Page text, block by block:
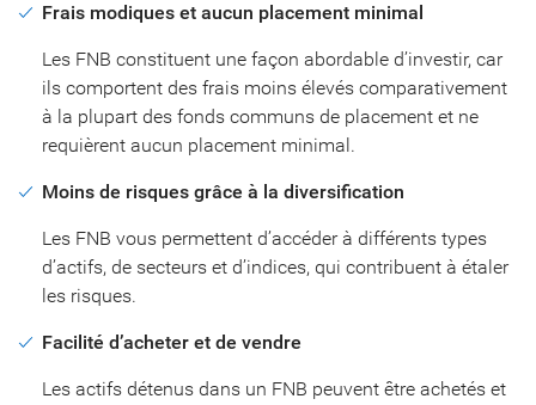
Frais modiques et aucun placement minimal
Les FNB constituent une façon abordable d’investir, car
ils comportent des frais moins élevés comparativement
à la plupart des fonds communs de placement et ne
requièrent aucun placement minimal.
Moins de risques grâce à la diversification
Les FNB vous permettent d’accéder à différents types
d’actifs, de secteurs et d’indices, qui contribuent à étaler
les risques.
Facilité d’acheter et de vendre
Les actifs détenus dans un FNB peuvent être achetés et